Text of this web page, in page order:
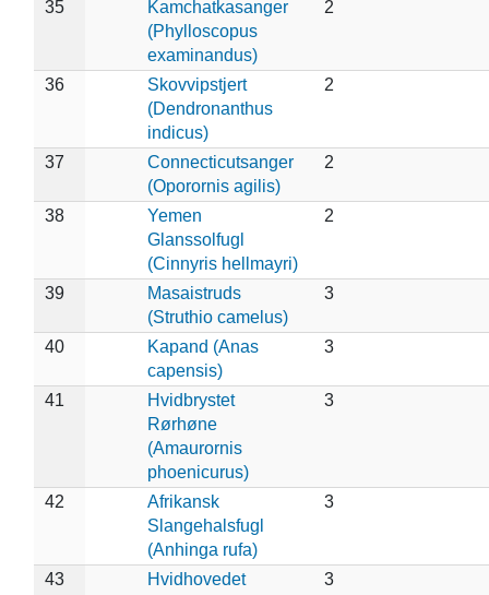
35
Kamchatkasanger
(Phylloscopus
examinandus)
2
36
Skovvipstjert
(Dendronanthus
indicus)
2
37
Connecticutsanger
(Oporornis agilis)
2
38
Yemen
Glanssolfugl
(Cinnyris hellmayri)
2
39
Masaistruds
(Struthio camelus)
3
40
Kapand (Anas
capensis)
3
41
Hvidbrystet
Rørhøne
(Amaurornis
phoenicurus)
3
42
Afrikansk
Slangehalsfugl
(Anhinga rufa)
3
43
Hvidhovedet
3